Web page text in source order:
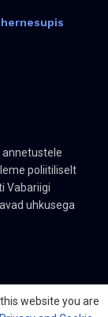
annetustele
poliitiliselt
Vabariigi
uhkusega
website you are